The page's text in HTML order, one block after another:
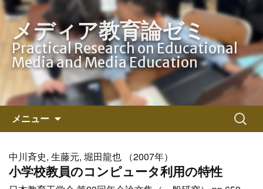
メディア教育論ゼミ
Practical Research on Educational
Media and Media Education
メニュー
ン
ツ
へ
検
索:
中川斉史, 生藤元, 堀田龍也 （2007年）
小学校教員のコンピュータ利用の特性